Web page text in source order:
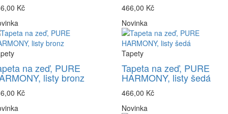
Kč
466,00 Kč
na zeď, PURE
listy bronz
Kč
Novinka
Tapety
Tapeta na zeď, PURE
HARMONY, listy šedá
466,00 Kč
Novinka